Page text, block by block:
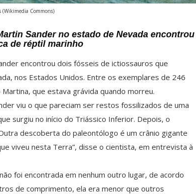
(Wikimedia Commons)
Sander no estado de Nevada encontrou
de réptil marinho
encontrou dois fósseis de ictiossauros que
nos Estados Unidos. Entre os exemplares de 246
que estava grávida quando morreu.
viu o que pareciam ser restos fossilizados de uma
surgiu no início do Triássico Inferior. Depois, o
descoberta do paleontólogo é um crânio gigante
viveu nesta Terra”, disse o cientista, em entrevista à
foi encontrada em nenhum outro lugar, de acordo
de comprimento, ela era menor que outros